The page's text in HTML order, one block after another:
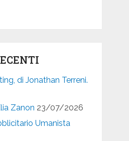
di Jonathan Terreni.
Zanon 23/07/2026
Umanista